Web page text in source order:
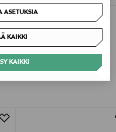
ASETUKSIA
KAIKKI
KAIKKI
Germany